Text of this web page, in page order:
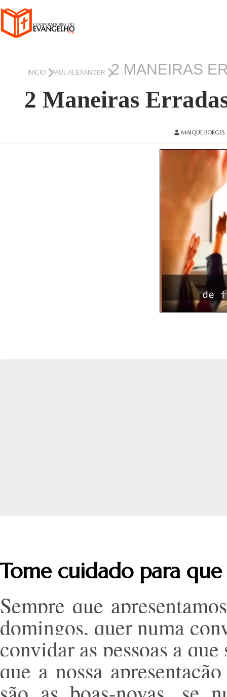
INÍCIO PAUL ALEXANDER 2 MANEIRAS
2 Maneiras
MAIQUE BORGES
Tome cuidado para que
Sempre que
domingos, quer numa
convidar as pessoas a
que a nossa